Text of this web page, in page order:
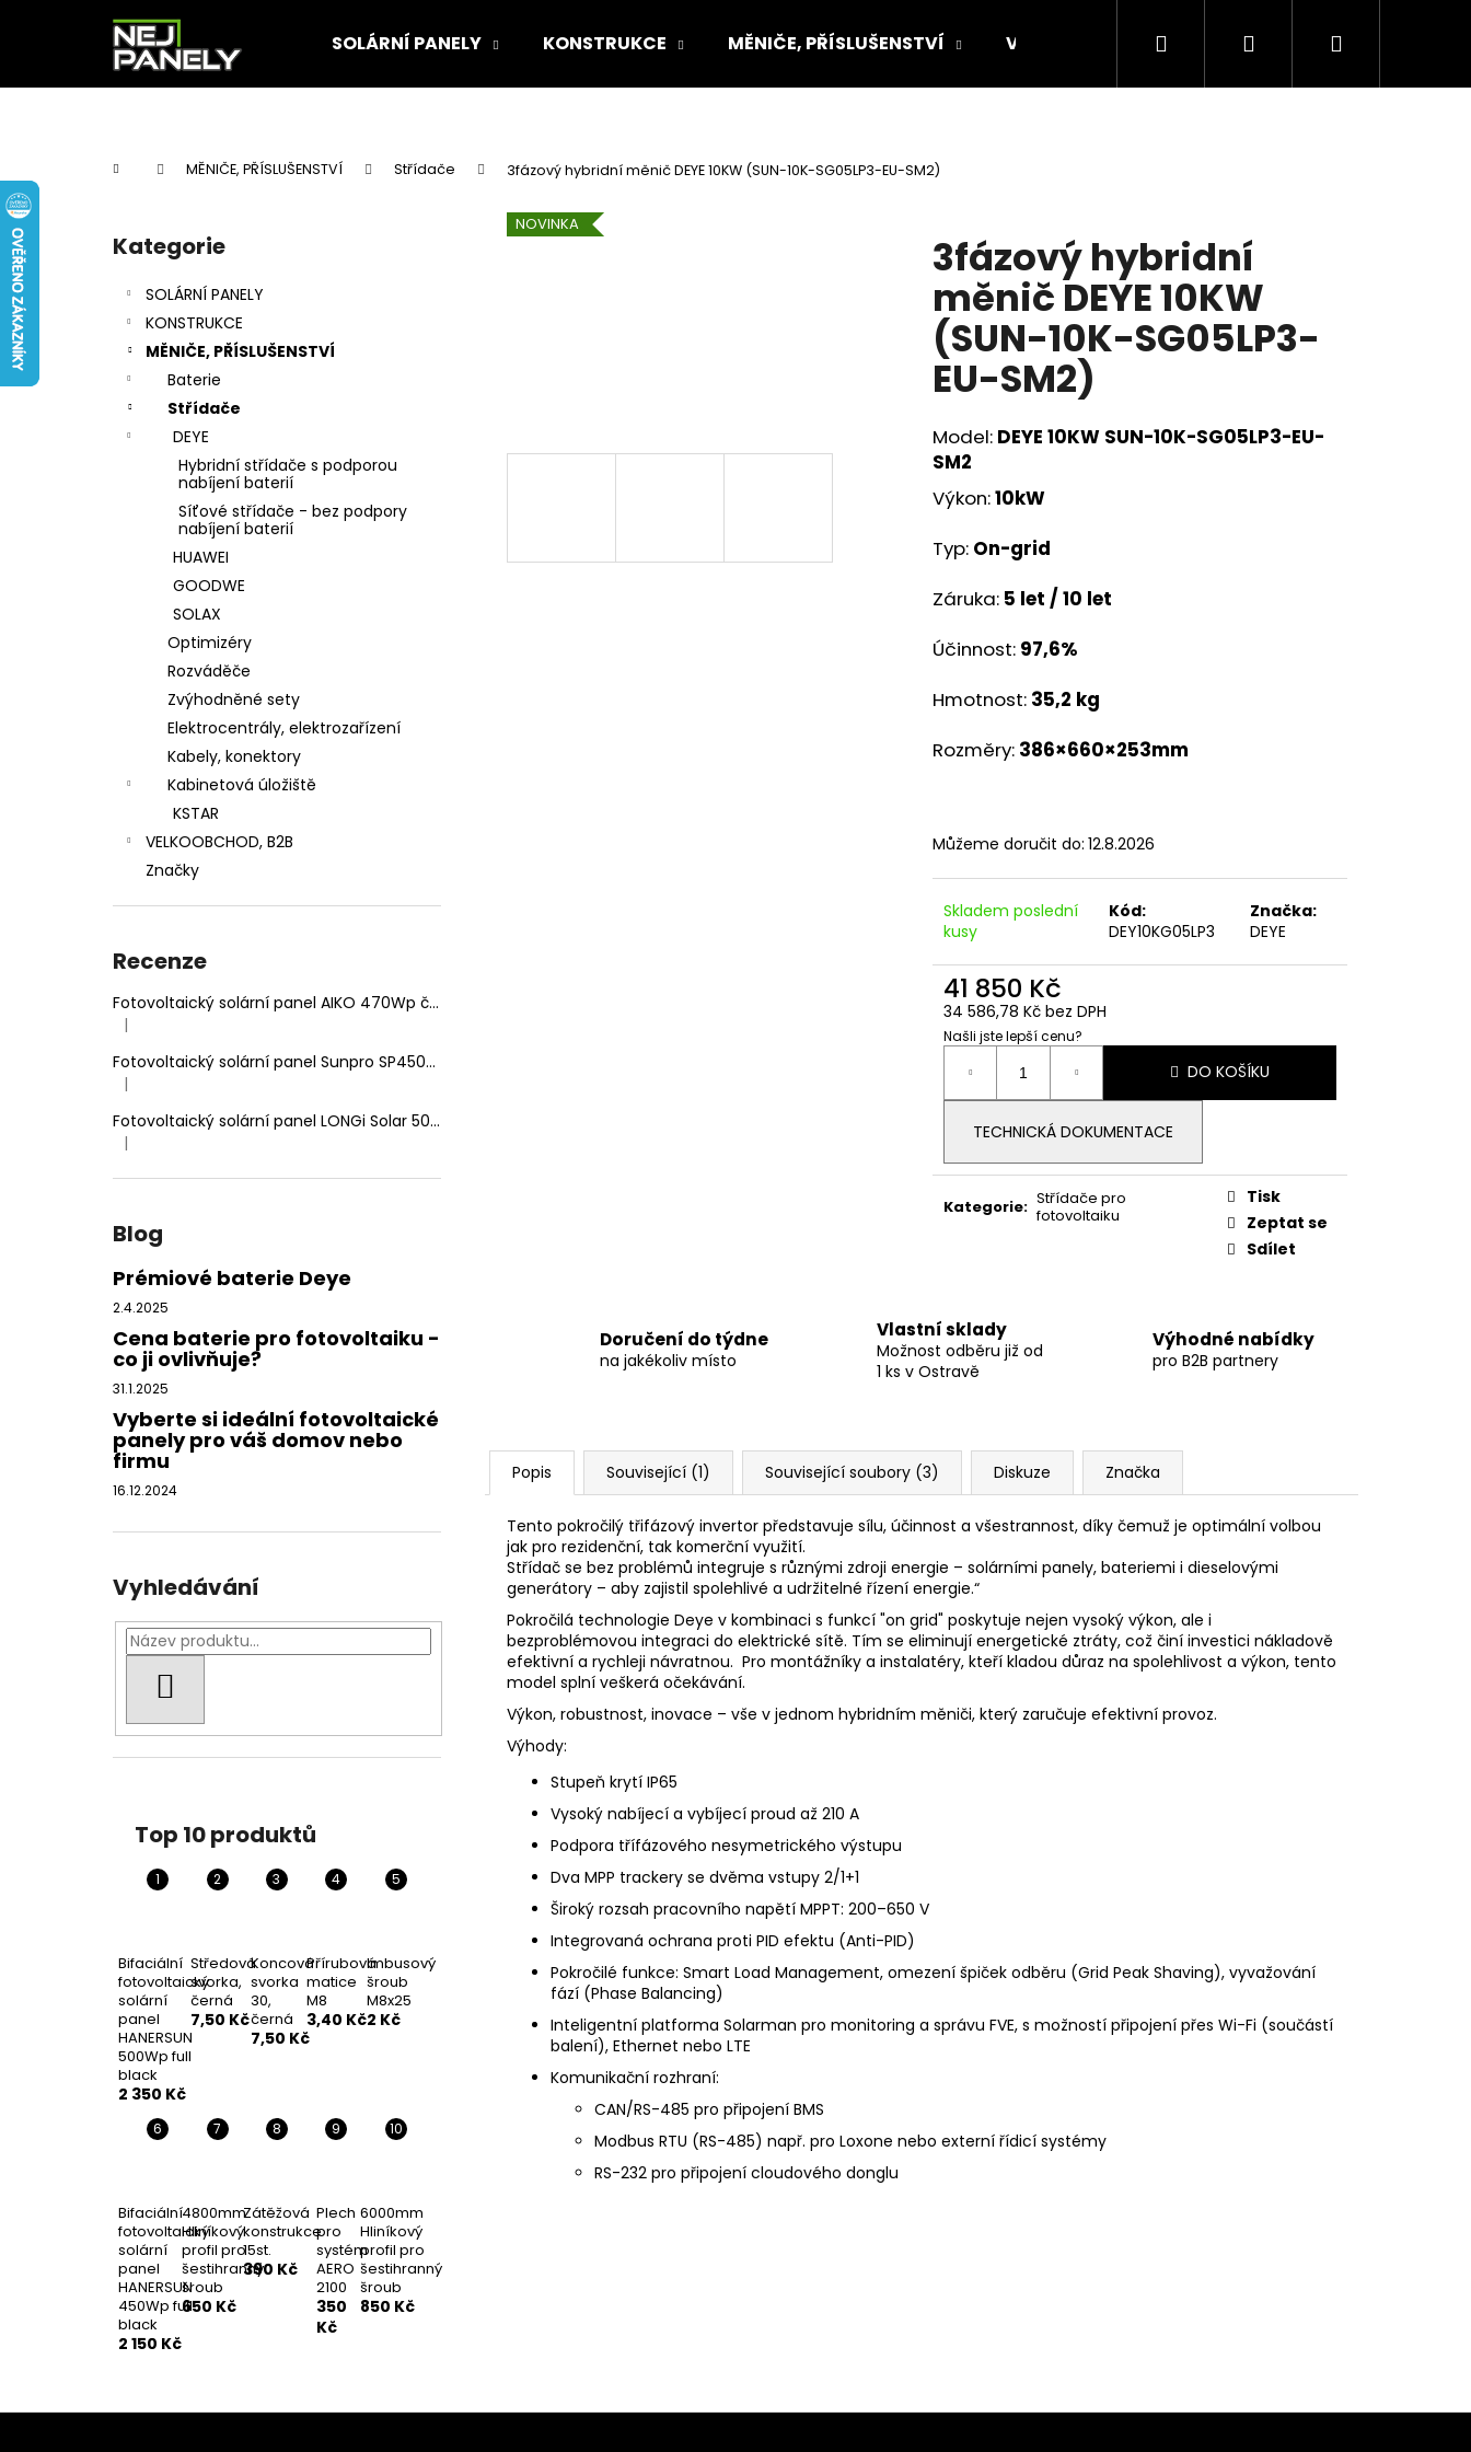
SOLÁRNÍ PANELY KONSTRUKCE MĚNIČE, PŘÍSLUŠENSTVÍ VELKOOBCHOD, B2B KONSTRUKCE B2B -
Hledat PřihlášeníNákupní
Domů MĚNIČE, PŘÍSLUŠENSTVÍ Střídače 3fázový hybridní měnič DEYE 10KW (SUN-10K-SG05LP3-EU-SM2)
Přeskočit
kategorie
Kategorie
SOLÁRNÍ PANELY
KONSTRUKCE
MĚNIČE, PŘÍSLUŠENSTVÍ
Baterie
Střídače
DEYE
Hybridní střídače s podporou
nabíjení baterií
Síťové střídače - bez podpory
nabíjení baterií
HUAWEI
GOODWE
SOLAX
Optimizéry
Rozváděče
Zvýhodněné sety
Elektrocentrály, elektrozařízení
Kabely, konektory
Kabinetová úložiště
KSTAR
VELKOOBCHOD, B2B
Značky
Recenze
Fotovoltaický solární panel AIKO 470Wp černý rám, dvojité sklo
Hodnocení produktu je 5 z 5 hvězdiček.
|
Fotovoltaický solární panel Sunpro SP450-144M 450Wp HIEFF Twin Mono
Hodnocení produktu je 5 z 5 hvězdiček.
|
Fotovoltaický solární panel LONGi Solar 500Wp stříbrný rám
Hodnocení produktu je 5 z 5 hvězdiček.
|
Blog
Prémiové baterie Deye
2.4.2025
Cena baterie pro fotovoltaiku -
co ji ovlivňuje?
31.1.2025
Vyberte si ideální fotovoltaické
panely pro váš domov nebo
firmu
16.12.2024
Vyhledávání
Top 10 produktů
Bifaciální
fotovoltaický
solární
panel
HANERSUN
500Wp full
black
2 350 Kč
Středová
svorka,
černá
7,50 Kč
Koncová
svorka
30,
černá
7,50 Kč
Přírubová
matice
M8
3,40 Kč
Imbusový
šroub
M8x25
2 Kč
Bifaciální
fotovoltaický
solární
panel
HANERSUN
450Wp full
black
2 150 Kč
4800mm
Hliníkový
profil pro
šestihranný
šroub
650 Kč
Zátěžová
konstrukce
15st.
390 Kč
Plech
pro
systém
AERO
2100
350
Kč
6000mm
Hliníkový
profil pro
šestihranný
šroub
850 Kč
3fázový hybridní
měnič DEYE 10KW
(SUN-10K-SG05LP3-
EU-SM2)
Model: DEYE 10KW SUN-10K-SG05LP3-EU-
SM2
Výkon:10kW
Typ: On-grid
Záruka: 5 let / 10 let
Účinnost: 97,6%
Hmotnost: 35,2 kg
Rozměry: 386×660×253mm
Můžeme doručit do: 12.8.2026
Skladem poslední
kusy
Kód:
DEY10KG05LP3
Značka:
DEYE
41 850 Kč
34 586,78 Kč bez DPH
Našli jste lepší cenu?
Měrná
cena:
DO KOŠÍKU
TECHNICKÁ DOKUMENTACE
Kategorie: Střídače pro
fotovoltaiku
Tisk
Zeptat se
Sdílet
NOVINKA
Doručení do týdne
na jakékoliv místo
Vlastní sklady
Možnost odběru již od
1 ks v Ostravě
Výhodné nabídky
pro B2B partnery
Popis Související (1) Související soubory (3) Diskuze Značka
Tento pokročilý třifázový invertor představuje sílu, účinnost a všestrannost, díky čemuž je optimální volbou
jak pro rezidenční, tak komerční využití.
Střídač se bez problémů integruje s různými zdroji energie – solárními panely, bateriemi i dieselovými
generátory – aby zajistil spolehlivé a udržitelné řízení energie.“
Pokročilá technologie Deye v kombinaci s funkcí "on grid" poskytuje nejen vysoký výkon, ale i
bezproblémovou integraci do elektrické sítě. Tím se eliminují energetické ztráty, což činí investici nákladově
efektivní a rychleji návratnou. Pro montážníky a instalatéry, kteří kladou důraz na spolehlivost a výkon, tento
model splní veškerá očekávání.
Výkon, robustnost, inovace – vše v jednom hybridním měniči, který zaručuje efektivní provoz.
Výhody:
Stupeň krytí IP65
Vysoký nabíjecí a vybíjecí proud až 210 A
Podpora třífázového nesymetrického výstupu
Dva MPP trackery se dvěma vstupy 2/1+1
Široký rozsah pracovního napětí MPPT: 200–650 V
Integrovaná ochrana proti PID efektu (Anti-PID)
Pokročilé funkce: Smart Load Management, omezení špiček odběru (Grid Peak Shaving), vyvažování
fází (Phase Balancing)
Inteligentní platforma Solarman pro monitoring a správu FVE, s možností připojení přes Wi-Fi (součástí
balení), Ethernet nebo LTE
Komunikační rozhraní:
CAN/RS-485 pro připojení BMS
Modbus RTU (RS-485) např. pro Loxone nebo externí řídicí systémy
RS-232 pro připojení cloudového donglu
í
Zpět
do
Zpět
do
Následující
BIFACIÁLNÍ FOTOVOLTAICKÝ SOLÁRNÍ
PANEL HANERSUN 500WP FULL BLACK
KONCOVÁ SVORKA 30, ČERNÁ